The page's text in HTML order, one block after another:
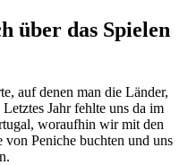
über das Spielen
auf denen man die Länder,
Jahr fehlte uns da im
woraufhin wir mit den
Peniche buchten und uns